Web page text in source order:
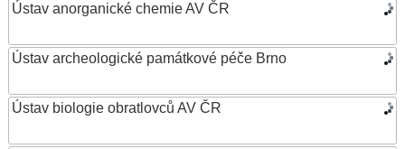
Ústav anorganické chemie AV ČR
Ústav archeologické památkové péče Brno
Ústav biologie obratlovců AV ČR